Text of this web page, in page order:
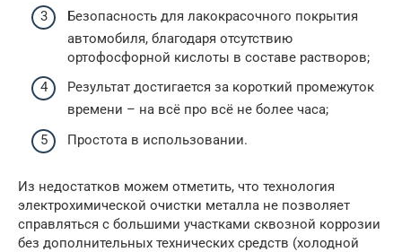
Безопасность для лакокрасочного покрытия
автомобиля, благодаря отсутствию
ортофосфорной кислоты в составе растворов;
Результат достигается за короткий промежуток
времени – на всё про всё не более часа;
Простота в использовании.
Из недостатков можем отметить, что технология
электрохимической очистки металла не позволяет
справляться с большими участками сквозной коррозии
без дополнительных технических средств (холодной